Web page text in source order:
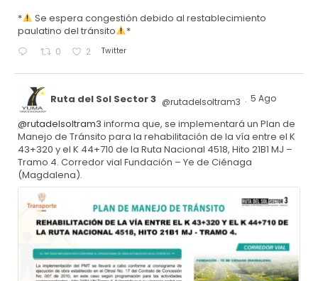
*
Se espera congestión debido al restablecimiento
paulatino del tránsito
*
0 2 Twitter
Ruta del Sol Sector 3 @rutadelsoltram3 · 5 Ago
@rutadelsoltram3 informa que, se implementará un Plan de
Manejo de Tránsito para la rehabilitación de la vía entre el K
43+320 y el K 44+710 de la Ruta Nacional 4518, Hito 21B1 MJ –
Tramo 4. Corredor vial Fundación – Ye de Ciénaga
(Magdalena).